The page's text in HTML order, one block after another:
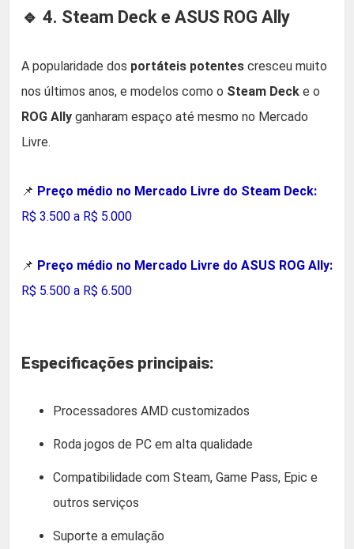
🔹 4. Steam Deck e ASUS ROG Ally
A popularidade dos portáteis potentes cresceu muito
nos últimos anos, e modelos como o Steam Deck e o
ROG Ally ganharam espaço até mesmo no Mercado
Livre.
📌 Preço médio no Mercado Livre do Steam Deck:
R$ 3.500 a R$ 5.000
📌 Preço médio no Mercado Livre do ASUS ROG Ally:
R$ 5.500 a R$ 6.500
Especificações principais:
Processadores AMD customizados
Roda jogos de PC em alta qualidade
Compatibilidade com Steam, Game Pass, Epic e
outros serviços
Suporte a emulação